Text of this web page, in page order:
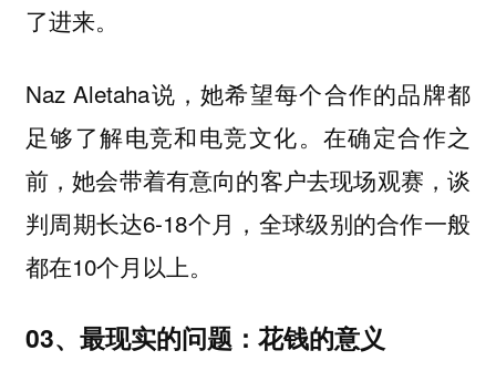
了进来。
Naz Aletaha说，她希望每个合作的品牌都
足够了解电竞和电竞文化。在确定合作之
前，她会带着有意向的客户去现场观赛，谈
判周期长达6-18个月，全球级别的合作一般
都在10个月以上。
03、最现实的问题：花钱的意义